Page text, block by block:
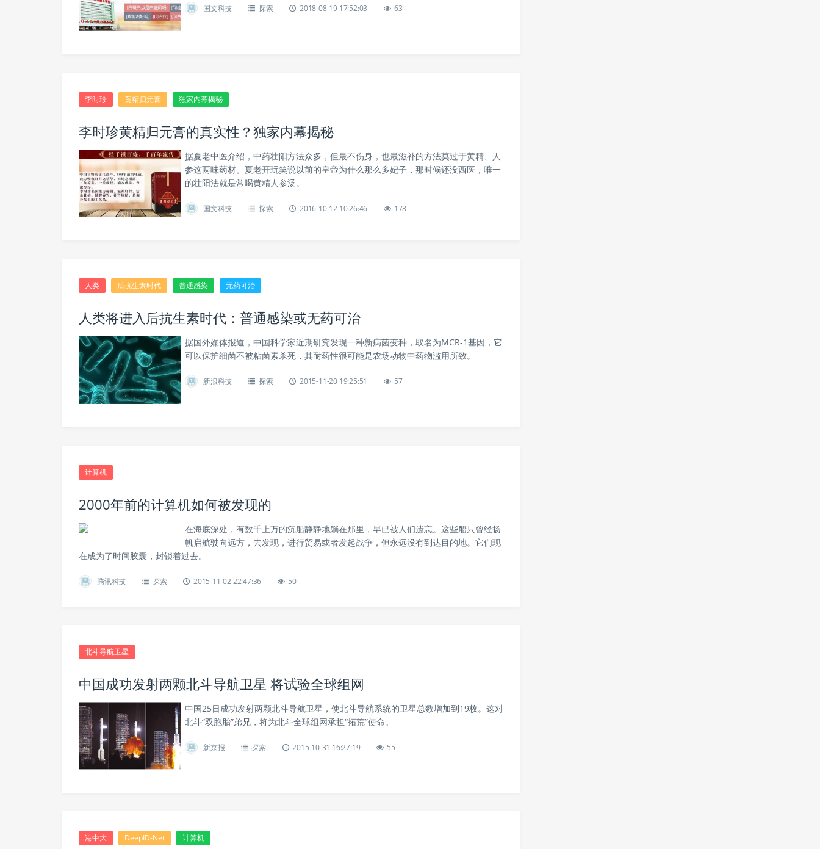
国文科技 探索 2018-08-19 17:52:03 63
李时珍 黄精归元膏 独家内幕揭秘
李时珍黄精归元膏的真实性？独家内幕揭秘
据夏老中医介绍，中药壮阳方法众多，但最不伤身，也最滋补的方法莫过于黄精、人
参这两味药材。夏老开玩笑说以前的皇帝为什么那么多妃子，那时候还没西医，唯一
的壮阳法就是常喝黄精人参汤。
国文科技 探索 2016-10-12 10:26:46 178
人类 后抗生素时代 普通感染 无药可治
人类将进入后抗生素时代：普通感染或无药可治
据国外媒体报道，中国科学家近期研究发现一种新病菌变种，取名为MCR-1基因，它
可以保护细菌不被粘菌素杀死，其耐药性很可能是农场动物中药物滥用所致。
新浪科技 探索 2015-11-20 19:25:51 57
计算机
2000年前的计算机如何被发现的
在海底深处，有数千上万的沉船静静地躺在那里，早已被人们遗忘。这些船只曾经扬
帆启航驶向远方，去发现，进行贸易或者发起战争，但永远没有到达目的地。它们现
在成为了时间胶囊，封锁着过去。
腾讯科技 探索 2015-11-02 22:47:36 50
北斗导航卫星
中国成功发射两颗北斗导航卫星 将试验全球组网
中国25日成功发射两颗北斗导航卫星，使北斗导航系统的卫星总数增加到19枚。这对
北斗“双胞胎”弟兄，将为北斗全球组网承担“拓荒”使命。
新京报 探索 2015-10-31 16:27:19 55
港中大 DeepID-Net 计算机